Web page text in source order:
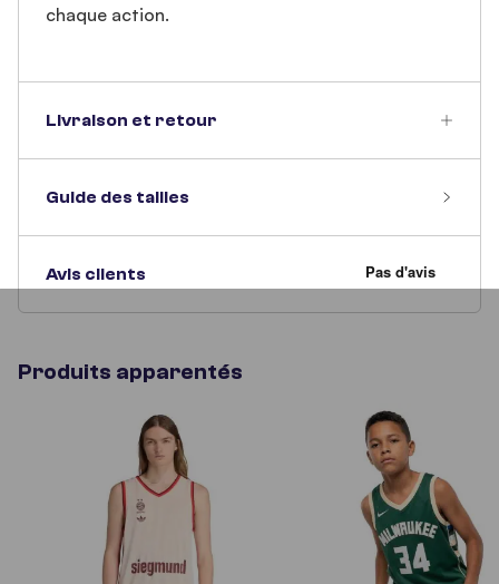
chaque action.
Livraison et retour
Guide des tailles
Avis clients
Produits apparentés